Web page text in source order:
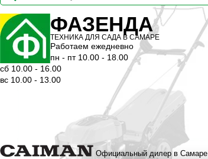
ФАЗЕНДА
ТЕХНИКА ДЛЯ САДА В САМАРЕ
Работаем ежедневно
пн - пт 10.00 - 18.00
сб 10.00 - 16.00
вс 10.00 - 13.00
Официальный дилер в Самаре